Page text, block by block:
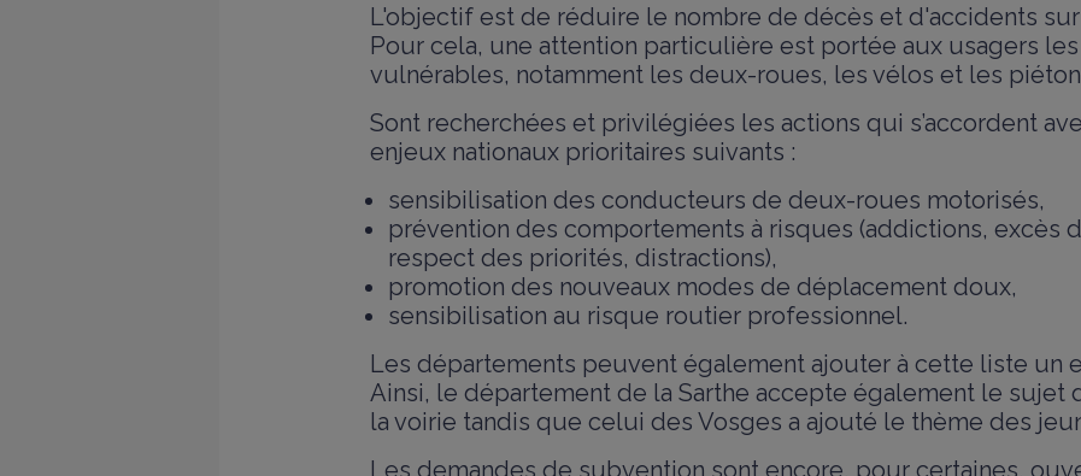
L'objectif est de réduire le nombre de décès et d'accidents
Pour cela, une attention particulière est portée aux usagers
vulnérables, notamment les deux-roues, les vélos et les
Sont recherchées et privilégiées les actions qui s’accordent
enjeux nationaux prioritaires suivants :
sensibilisation des conducteurs de deux-roues motorisés,
prévention des comportements à risques (addictions, excès
respect des priorités, distractions),
promotion des nouveaux modes de déplacement doux,
sensibilisation au risque routier professionnel.
Les départements peuvent également ajouter à cette liste un
Ainsi, le département de la Sarthe accepte également le sujet
la voirie tandis que celui des Vosges a ajouté le thème des
Les demandes de subvention sont encore, pour certaines,